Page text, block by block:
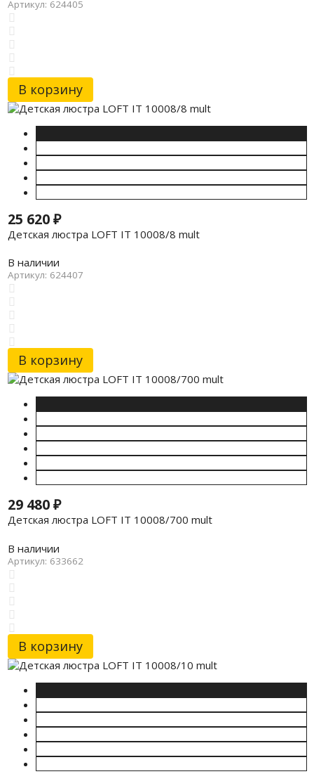
Артикул: 624405
В корзину
25 620₽
Детская люстра LOFT IT 10008/8 mult
В наличии
Артикул: 624407
В корзину
29 480₽
Детская люстра LOFT IT 10008/700 mult
В наличии
Артикул: 633662
В корзину